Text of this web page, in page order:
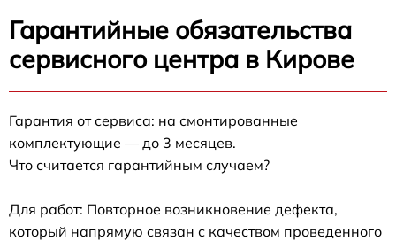
Гарантийные обязательства
сервисного центра в Кирове
Гарантия от сервиса: на смонтированные
комплектующие — до 3 месяцев.
Что считается гарантийным случаем?
Для работ: Повторное возникновение дефекта,
который напрямую связан с качеством проведенного